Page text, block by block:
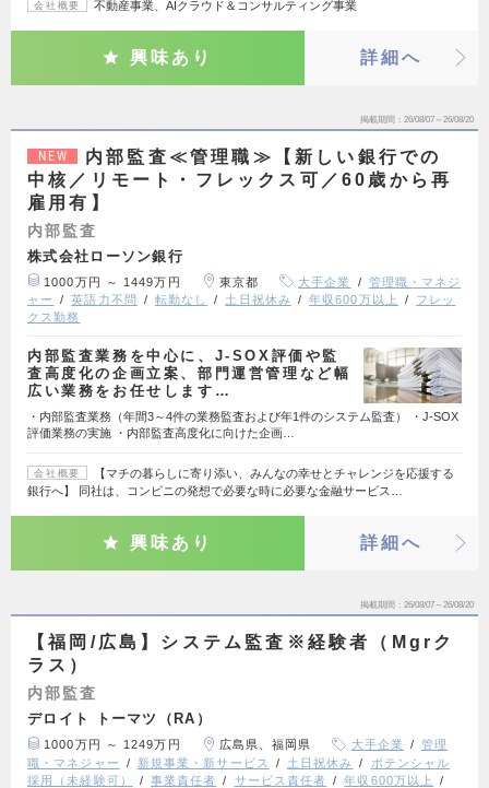
会社概要 不動産事業、AIクラウド＆コンサルティング事業
興味あり 詳細へ
掲載期間 26/08/07～26/08/20
NEW
内部監査≪管理職≫【新しい銀行での
中核／リモート・フレックス可／60歳から再
雇用有】
内部監査
株式会社ローソン銀行
1000万円 ～ 1449万円 東京都 大手企業
管理職・マネジ
ャー
英語力不問 転勤なし 土日祝休み 年収600万以上
フレッ
クス勤務
内部監査業務を中心に、J-SOX評価や監
査高度化の企画立案、部門運営管理など幅
広い業務をお任せします…
・内部監査業務（年間3～4件の業務監査および年1件のシステム監査） ・J-SOX
評価業務の実施 ・内部監査高度化に向けた企画…
会社概要
【マチの暮らしに寄り添い、みんなの幸せとチャレンジを応援する
銀行へ】 同社は、コンビニの発想で必要な時に必要な金融サービス…
興味あり 詳細へ
掲載期間 26/08/07～26/08/20
【福岡/広島】システム監査※経験者（Mgrク
ラス）
内部監査
デロイト トーマツ（RA）
1000万円 ～ 1249万円 広島県、福岡県 大手企業
管理
職・マネジャー
新規事業・新サービス 土日祝休み
ポテンシャル
採用（未経験可）
事業責任者 サービス責任者
年収600万以上